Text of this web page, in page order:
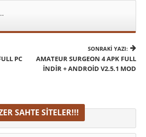
PC
SONRAKI YAZI:
AMATEUR SURGEON 4 APK FULL
İNDIR + ANDROID V2.5.1 MOD
SAHTE SITELER!!!